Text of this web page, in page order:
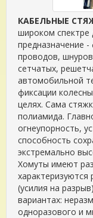
КАБЕЛЬНЫЕ
широком спектре
предназначение
проводов,
сетчатых,
автомобильной
фиксации
целях. Сама
полиамида.
огнеупорность,
способность
экстремально
Хомуты имеют
характеризуются
(усилия на
вариантах:
одноразового и